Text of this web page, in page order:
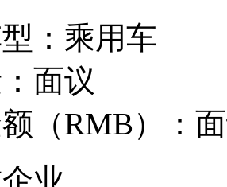
： 乘用车
面议
（RMB）：
业